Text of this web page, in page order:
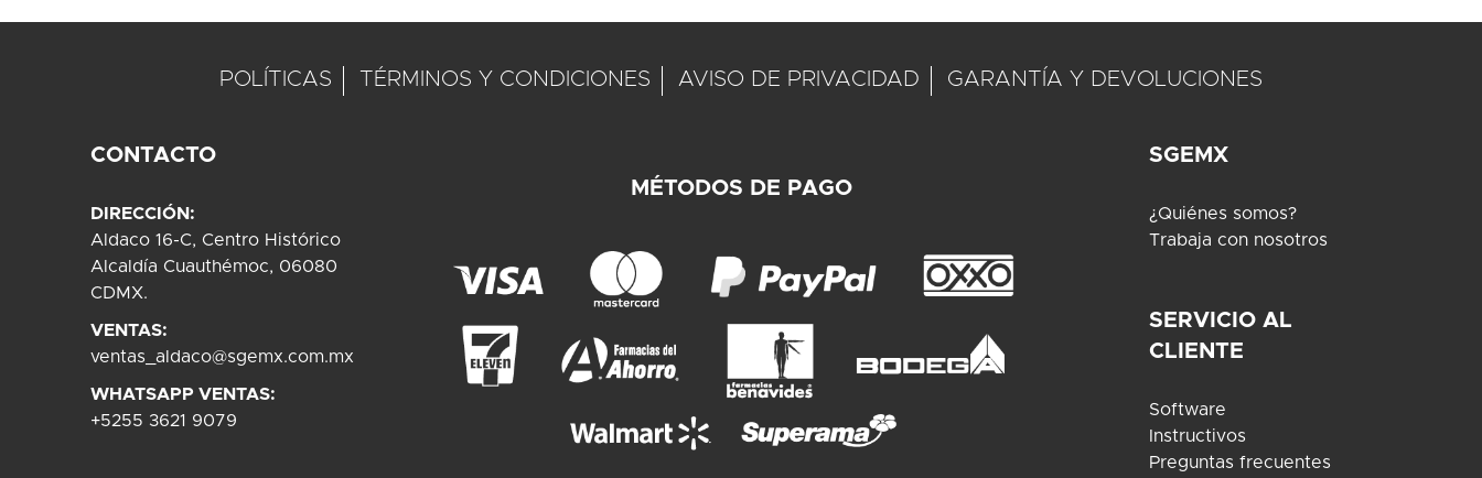
POLÍTICAS TÉRMINOS Y CONDICIONES AVISO DE PRIVACIDAD GARANTÍA Y DEVOLUCIONES
CONTACTO
DIRECCIÓN:
Aldaco 16-C, Centro Histórico
Alcaldía Cuauthémoc, 06080
CDMX.
VENTAS:
ventas_aldaco@sgemx.com.mx
WHATSAPP VENTAS:
+5255 3621 9079
MÉTODOS DE PAGO
SGEMX
¿Quiénes somos?
Trabaja con nosotros
SERVICIO AL
CLIENTE
Software
Instructivos
Preguntas frecuentes